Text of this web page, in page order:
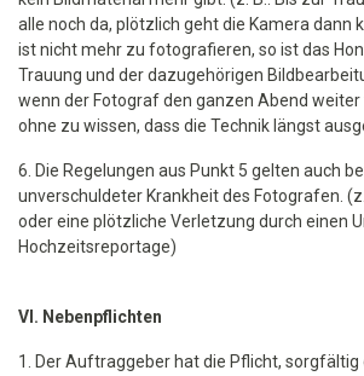
alle noch da, plötzlich geht die Kamera dann
ist nicht mehr zu fotografieren, so ist das
Trauung und der dazugehörigen
wenn der Fotograf den ganzen Abend
ohne zu wissen, dass die Technik längst
6. Die Regelungen aus Punkt 5 gelten auch
unverschuldeter Krankheit des Fotografen.
oder eine plötzliche Verletzung durch einen
Hochzeitsreportage)
VI. Nebenpflichten
1. Der Auftraggeber hat die Pflicht,